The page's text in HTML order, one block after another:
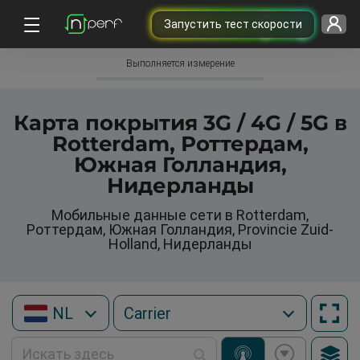
Запустить тест скорости
Выполняется измерение
Карта покрытия 3G / 4G / 5G в
Rotterdam, Роттердам,
Южная Голландия,
Нидерланды
Мобильные данные сети в Rotterdam,
Роттердам, Южная Голландия, Provincie Zuid-
Holland, Нидерланды
NL